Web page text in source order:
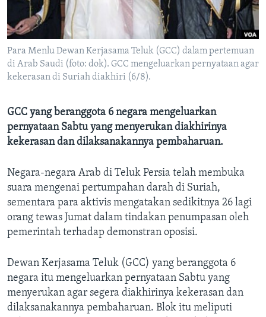
Para Menlu Dewan Kerjasama Teluk (GCC) dalam pertemuan
di Arab Saudi (foto: dok). GCC mengeluarkan pernyataan agar
kekerasan di Suriah diakhiri (6/8).
GCC yang beranggota 6 negara mengeluarkan
pernyataan Sabtu yang menyerukan diakhirinya
kekerasan dan dilaksanakannya pembaharuan.
Negara-negara Arab di Teluk Persia telah membuka
suara mengenai pertumpahan darah di Suriah,
sementara para aktivis mengatakan sedikitnya 26 lagi
orang tewas Jumat dalam tindakan penumpasan oleh
pemerintah terhadap demonstran oposisi.
Dewan Kerjasama Teluk (GCC) yang beranggota 6
negara itu mengeluarkan pernyataan Sabtu yang
menyerukan agar segera diakhirinya kekerasan dan
dilaksanakannya pembaharuan. Blok itu meliputi